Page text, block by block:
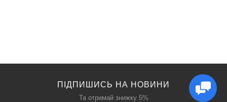
ПІДПИШИСЬ НА НОВИНИ
Та отримай знижку 5%